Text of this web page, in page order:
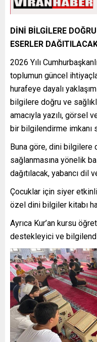
DİNİ BİLGİLERE
ESERLER
2026 Yılı
toplumun güncel
hurafeye dayalı
bilgilere doğru ve
amacıyla yazılı, görsel
bir bilgilendirme imkanı
Buna göre, dini bilgilere
sağlanmasına yönelik
dağıtılacak, yabancı dil
Çocuklar için siyer
özel dini bilgiler kitabı
Ayrıca Kur’an kursu
destekleyici ve